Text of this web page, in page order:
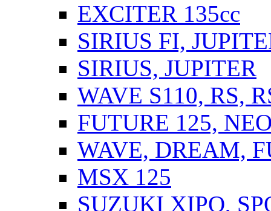
EXCITER 135cc
SIRIUS FI,
SIRIUS, JUPITER
WAVE S110, RS,
FUTURE 125,
WAVE, DREAM,
MSX 125
SUZUKI XIPO,